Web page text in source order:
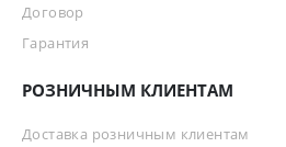
Договор
Гарантия
РОЗНИЧНЫМ КЛИЕНТАМ
Доставка розничным клиентам